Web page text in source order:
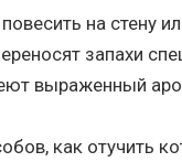
на стену
запахи
выраженный
как отучить